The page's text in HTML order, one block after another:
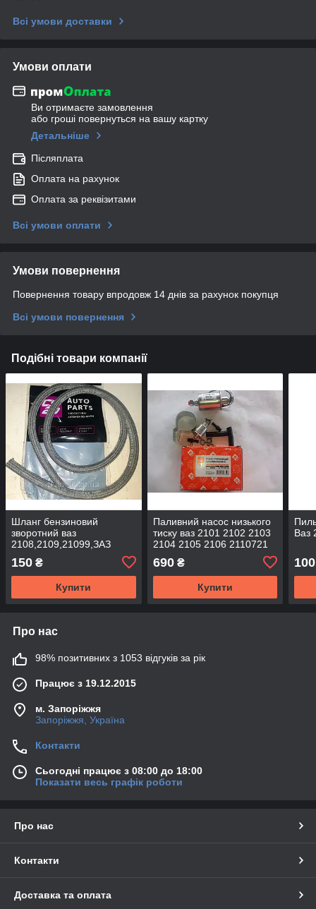
Всі умови доставки
Умови оплати
Ви отримаєте замовлення
або гроші повернуться на вашу картку
Детальніше
Післяплата
Оплата на рахунок
Оплата за реквізитами
Всі умови оплати
Умови повернення
Повернення товару впродовж 14 днів за рахунок покупця
Всі умови повернення
Подібні товари компанії
Шланг бензиновий
зворотний ваз
2108,2109,21099,ЗАЗ
1102-1105 (L = 1000 d=5)
CS-20
150 ₴
Купити
Паливний насос низького
тиску ваз 2101 2102 2103
2104 2105 2106 2110721
2108 2109 заз 1102 1103
ДК
690₴
Купити
Ваз
100
Про нас
98% позитивних з 1053 відгуків за рік
Працює з 19.12.2015
м. Запоріжжя
Запоріжжя, Україна
Контакти
Сьогодні працює з 08:00 до 18:00
Показати весь графік роботи
Про нас
Контакти
Доставка та оплата